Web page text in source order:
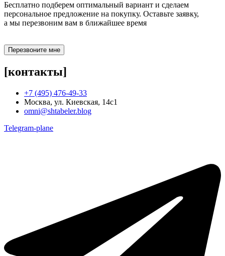
Бесплатно подберем оптимальный вариант и сделаем
персональное предложение на покупку. Оставьте заявку,
а мы перезвоним вам в ближайшее время
Перезвоните мне
[контакты]
+7 (495) 476-49-33
Москва, ул. Киевская, 14с1
omni@shtabeler.blog
Telegram-plane